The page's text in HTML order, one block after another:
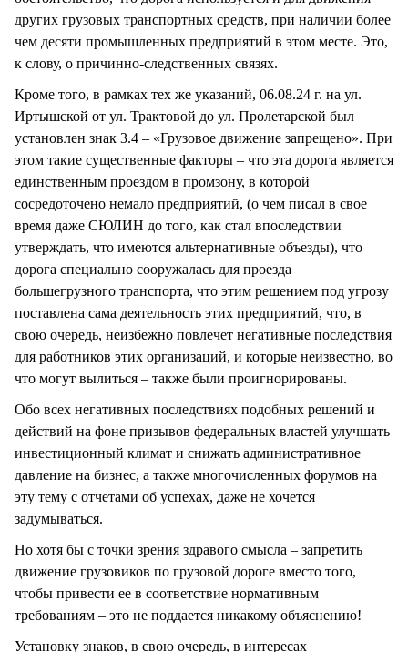
других грузовых транспортных средств, при наличии более
чем десяти промышленных предприятий в этом месте. Это,
к слову, о причинно-следственных связях.
Кроме того, в рамках тех же указаний, 06.08.24 г. на ул.
Иртышской от ул. Трактовой до ул. Пролетарской был
установлен знак 3.4 – «Грузовое движение запрещено». При
этом такие существенные факторы – что эта дорога является
единственным проездом в промзону, в которой
сосредоточено немало предприятий, (о чем писал в свое
время даже СЮЛИН до того, как стал впоследствии
утверждать, что имеются альтернативные объезды), что
дорога специально сооружалась для проезда
большегрузного транспорта, что этим решением под угрозу
поставлена сама деятельность этих предприятий, что, в
свою очередь, неизбежно повлечет негативные последствия
для работников этих организаций, и которые неизвестно, во
что могут вылиться – также были проигнорированы.
Обо всех негативных последствиях подобных решений и
действий на фоне призывов федеральных властей улучшать
инвестиционный климат и снижать административное
давление на бизнес, а также многочисленных форумов на
эту тему с отчетами об успехах, даже не хочется
задумываться.
Но хотя бы с точки зрения здравого смысла – запретить
движение грузовиков по грузовой дороге вместо того,
чтобы привести ее в соответствие нормативным
требованиям – это не поддается никакому объяснению!
Установку знаков, в свою очередь, в интересах